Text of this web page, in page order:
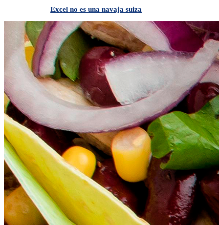
Excel no es una navaja suiza